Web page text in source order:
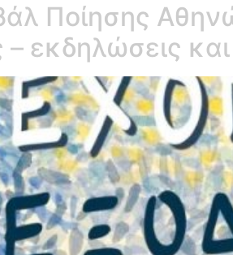
Ποίησης
εκδηλώσεις